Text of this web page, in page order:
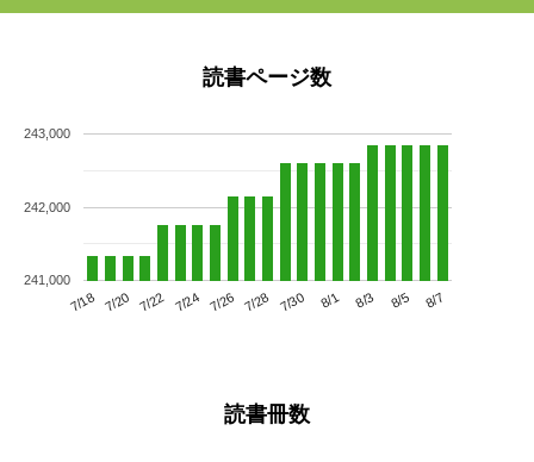
読書ページ数
7/18 7/20 7/22 7/24 7/26 7/28 7/30 8/1 8/3 8/5 8/7
241,000
242,000
243,000
読書冊数